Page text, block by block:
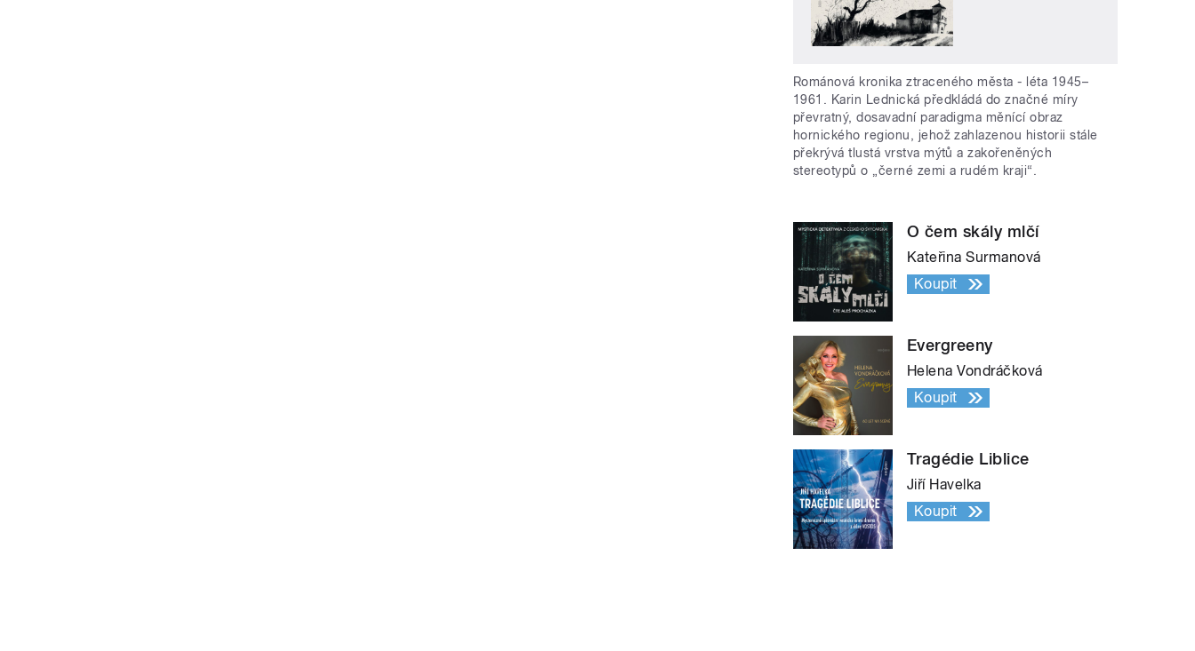
Románová kronika ztraceného města - léta 1945–
1961. Karin Lednická předkládá do značné míry
převratný, dosavadní paradigma měnící obraz
hornického regionu, jehož zahlazenou historii stále
překrývá tlustá vrstva mýtů a zakořeněných
stereotypů o „černé zemi a rudém kraji“.
O čem skály mlčí
Kateřina Surmanová
Koupit
Evergreeny
Helena Vondráčková
Koupit
Tragédie Liblice
Jiří Havelka
Koupit